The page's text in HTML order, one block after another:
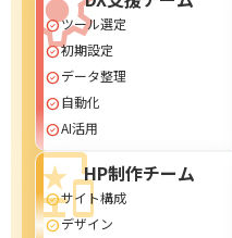
check_circleツール選定
check_circle初期設定
check_circleデータ整理
check_circle自動化
check_circleAI活用
HP制作チーム
important_devices
check_circleサイト構成
check_circleデザイン